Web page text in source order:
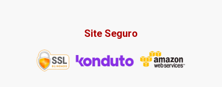
Site Seguro